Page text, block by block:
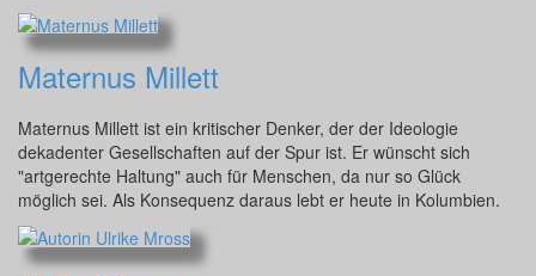
Maternus Millett
Maternus Millett ist ein kritischer Denker, der der Ideologie
dekadenter Gesellschaften auf der Spur ist. Er wünscht sich
"artgerechte Haltung" auch für Menschen, da nur so Glück
möglich sei. Als Konsequenz daraus lebt er heute in Kolumbien.